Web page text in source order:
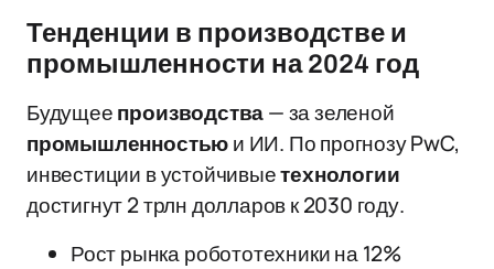
Тенденции в производстве и
промышленности на 2024 год
Будущеепроизводства— за зеленой
промышленностьюи ИИ. По прогнозу PwC,
инвестиции в устойчивыетехнологии
достигнут 2 трлн долларов к 2030 году.
Рост рынка робототехники на 12%